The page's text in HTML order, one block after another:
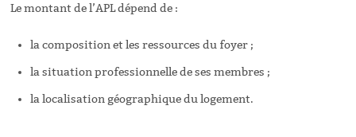
Le montant de l’APL dépend de :
la composition et les ressources du foyer ;
la situation professionnelle de ses membres ;
la localisation géographique du logement.